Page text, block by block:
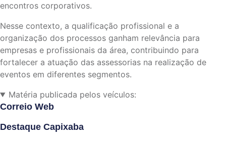
encontros corporativos.
Nesse contexto, a qualificação profissional e a
organização dos processos ganham relevância para
empresas e profissionais da área, contribuindo para
fortalecer a atuação das assessorias na realização de
eventos em diferentes segmentos.
Matéria publicada pelos veículos:
Correio Web
Destaque Capixaba